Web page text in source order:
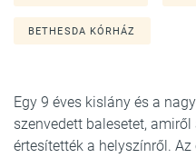
BETHESDA KÓRHÁZ
Egy 9 éves kislány és a
szenvedett balesetet,
értesítették a helyszínről.